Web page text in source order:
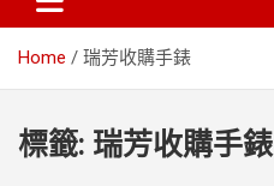
Home 瑞芳收購手錶
標籤: 瑞芳收購手錶